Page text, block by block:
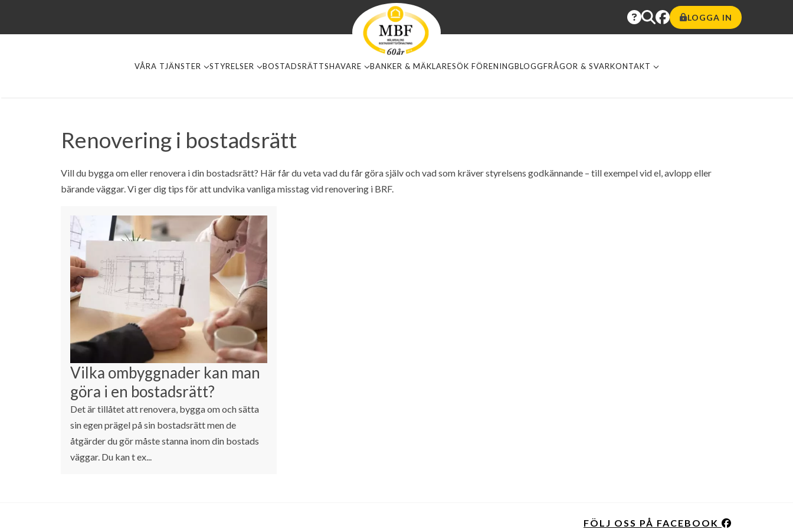
LOGGA IN
VÅRA TJÄNSTER STYRELSER BOSTADSRÄTTSHAVARE BANKER & MÄKLARESÖK FÖRENINGBLOGGFRÅGOR & SVARKONTAKT
Renovering i bostadsrätt
Vill du bygga om eller renovera i din bostadsrätt? Här får du veta vad du får göra själv och vad som kräver styrelsens godkännande – till exempel vid el, avlopp eller
bärande väggar. Vi ger dig tips för att undvika vanliga misstag vid renovering i BRF.
Vilka ombyggnader kan man
göra i en bostadsrätt?
Det är tillåtet att renovera, bygga om och sätta
sin egen prägel på sin bostadsrätt men de
åtgärder du gör måste stanna inom din bostads
väggar. Du kan t ex...
FÖLJ OSS PÅ FACEBOOK